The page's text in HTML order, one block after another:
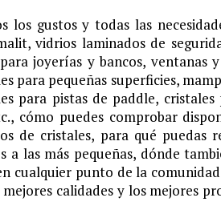
los gustos y todas las
vidrios laminados de
joyerías y bancos, ventanas
para pequeñas superficies,
para pistas de paddle,
cómo puedes comprobar
de cristales, para qué puedas
a las más pequeñas, dónde
cualquier punto de la
calidades y los mejores